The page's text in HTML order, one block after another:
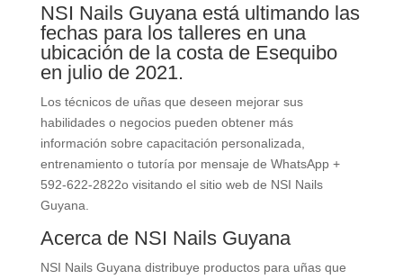
NSI Nails Guyana está ultimando las
fechas para los talleres en una
ubicación de la costa de Esequibo
en julio de 2021.
Los técnicos de uñas que deseen mejorar sus
habilidades o negocios pueden obtener más
información sobre capacitación personalizada,
entrenamiento o tutoría por mensaje de WhatsApp +
592-622-2822o visitando el sitio web de NSI Nails
Guyana.
Acerca de NSI Nails Guyana
NSI Nails Guyana distribuye productos para uñas que